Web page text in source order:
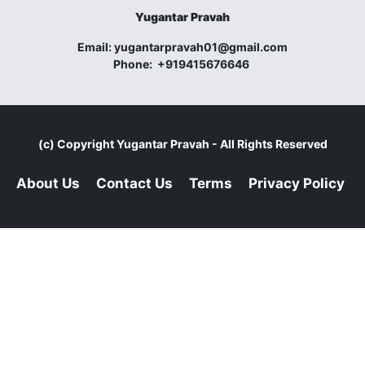
Yugantar Pravah
Email:yugantarpravah01@gmail.com
Phone: +919415676646
(c) CopyrightYugantar Pravah - All Rights Reserved
About Us Contact Us Terms Privacy Policy